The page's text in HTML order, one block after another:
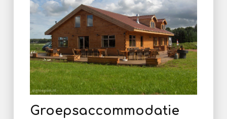
Groepsaccommodatie